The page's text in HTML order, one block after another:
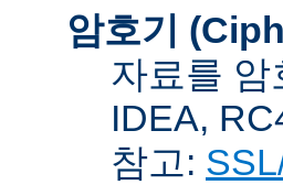
암호기
자료를
IDEA,
참고: